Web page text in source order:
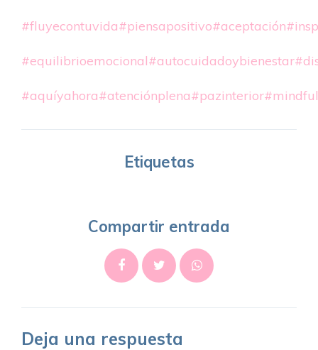
#fluyecontuvida#piensapositivo#aceptación
#equilibrioemocional#autocuidadoybienestar
#aquíyahora#atenciónplena#pazinterior
Etiquetas
Compartir entrada
Deja una respuesta